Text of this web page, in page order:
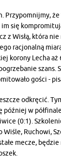
Przypomnijmy,
się
z Wisłą, która
racjonalną
korony Lecha
szans.
gości -
odkręcić.
później w
(0:1).
Ruchowi,
mecze,